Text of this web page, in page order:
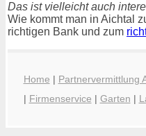
Das ist vielleicht auch
Wie kommt man in Aichtal
richtigen Bank und zum
Home | Partnervermittlung
| Firmenservice | Garten |